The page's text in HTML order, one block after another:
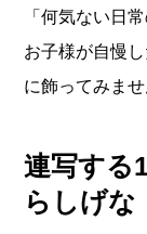
「何気ない日
お子様が自慢
に飾ってみませ
連写する
らしげな